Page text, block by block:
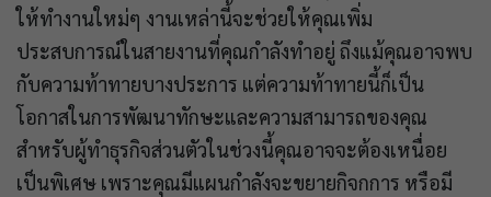
ให้ทำงานใหม่ๆ งานเหล่านี้จะช่วยให้คุณเพิ่ม
ประสบการณ์ในสายงานที่คุณกำลังทำอยู่ ถึงแม้คุณอาจพบ
กับความท้าทายบางประการ แต่ความท้าทายนี้ก็เป็น
โอกาสในการพัฒนาทักษะและความสามารถของคุณ
สำหรับผู้ทำธุรกิจส่วนตัวในช่วงนี้คุณอาจจะต้องเหนื่อย
เป็นพิเศษ เพราะคุณมีแผนกำลังจะขยายกิจกการ หรือมี